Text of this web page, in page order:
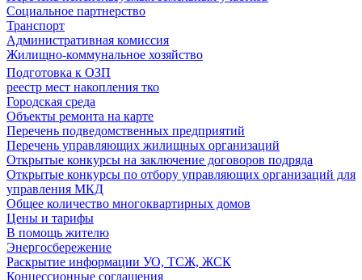
Социальное партнерство
Транспорт
Административная комиссия
Жилищно-коммунальное хозяйство
Подготовка к ОЗП
реестр мест накопления тко
Городская среда
Объекты ремонта на карте
Перечень подведомственных предприятий
Перечень управляющих жилищных организаций
Открытые конкурсы на заключение договоров подряда
Открытые конкурсы по отбору управляющих организаций для
управления МКД
Общее количество многоквартирных домов
Цены и тарифы
В помощь жителю
Энергосбережение
Раскрытие информации УО, ТСЖ, ЖСК
Концессионные соглашения